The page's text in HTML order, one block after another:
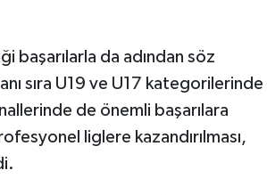
başarılarla da adından söz
sıra U19 ve U17 kategorilerinde
de önemli başarılara
liglere kazandırılması,